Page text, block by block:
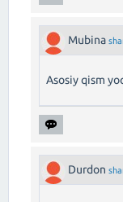
Mubina
Asosiy qism
Durdon